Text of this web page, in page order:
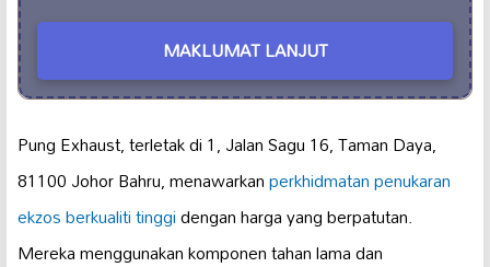
MAKLUMAT LANJUT
Pung Exhaust, terletak di 1, Jalan Sagu 16, Taman Daya,
81100 Johor Bahru, menawarkanperkhidmatan penukaran
ekzos berkualiti tinggidengan harga yang berpatutan.
Mereka menggunakan komponen tahan lama dan